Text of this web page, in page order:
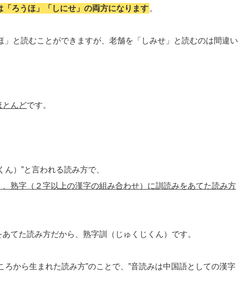
「ろうほ」「しにせ」の両方になります 。
」と読むことができますが、老舗を「しみせ」と読むのは間違い
とんどです。
）”と言われる読み方で、
熟字（２字以上の漢字の組み合わせ）に訓読みをあてた読み方
てた読み方だから、熟字訓（じゅくじくん）です。
から生まれた読み方”のことで、”音読みは中国語としての漢字